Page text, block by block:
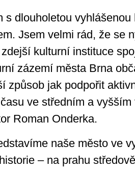
s dlouholetou
Jsem velmi rád, že se
kulturní instituce
zázemí města Brna
způsob jak podpořit
ve středním a vyšším
Roman Onderka.
naše město ve
– na prahu